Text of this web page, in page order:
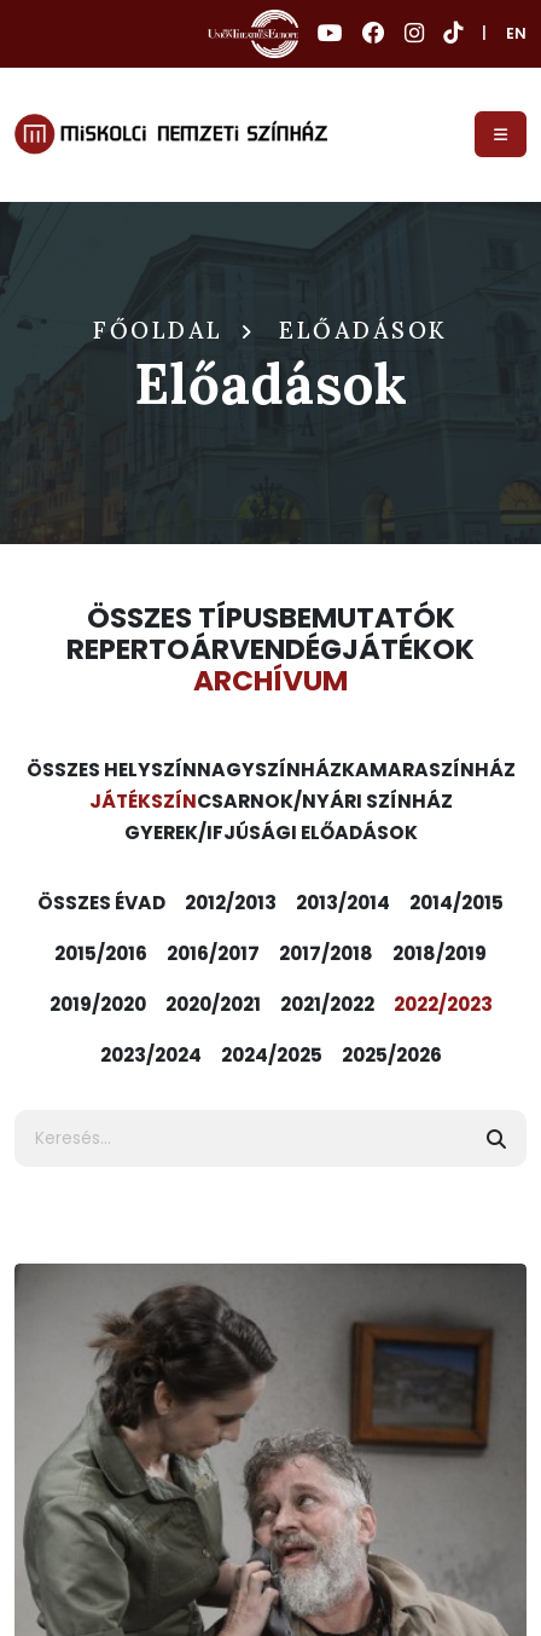
EN
FŐOLDAL ELŐADÁSOK
Előadások
ÖSSZES TÍPUSBEMUTATÓK
REPERTOÁRVENDÉGJÁTÉKOK
ARCHÍVUM
ÖSSZES HELYSZÍNNAGYSZÍNHÁZKAMARASZÍNHÁZ
JÁTÉKSZÍNCSARNOK/NYÁRI SZÍNHÁZ
GYEREK/IFJÚSÁGI ELŐADÁSOK
ÖSSZES ÉVAD 2012/2013 2013/2014
2014/2015
2015/2016
2016/2017 2017/2018
2018/2019
2019/2020
2020/2021 2021/2022
2022/2023
2023/2024
2024/2025 2025/2026